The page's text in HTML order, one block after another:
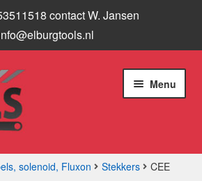
contact W. Jansen
Menu
solenoid, Fluxon Stekkers
CEE